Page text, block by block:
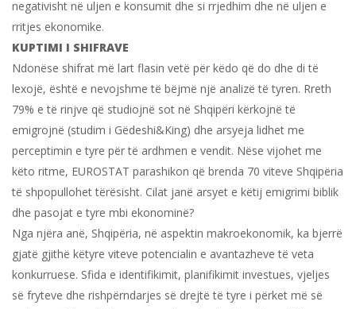
negativisht në uljen e konsumit dhe si rrjedhim dhe në uljen e
rritjes ekonomike.
KUPTIMI I SHIFRAVE
Ndonëse shifrat më lart flasin vetë për këdo që do dhe di të
lexojë, është e nevojshme të bëjmë një analizë të tyren. Rreth
79% e të rinjve që studiojnë sot në Shqipëri kërkojnë të
emigrojnë (studim i Gëdeshi&King) dhe arsyeja lidhet me
perceptimin e tyre për të ardhmen e vendit. Nëse vijohet me
këto ritme, EUROSTAT parashikon që brenda 70 viteve Shqipëria
të shpopullohet tërësisht. Cilat janë arsyet e këtij emigrimi biblik
dhe pasojat e tyre mbi ekonominë?
Nga njëra anë, Shqipëria, në aspektin makroekonomik, ka bjerrë
gjatë gjithë këtyre viteve potencialin e avantazheve të veta
konkurruese. Sfida e identifikimit, planifikimit investues, vjeljes
së fryteve dhe rishpërndarjes së drejtë të tyre i përket më së